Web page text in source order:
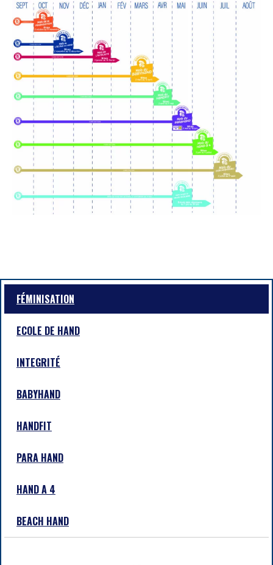
FÉMINISATION
ECOLE DE HAND
INTEGRITÉ
BABYHAND
HANDFIT
PARA HAND
HAND A 4
BEACH HAND